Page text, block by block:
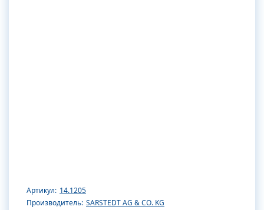
Артикул: 14.1205
Производитель: SARSTEDT AG & CO. KG